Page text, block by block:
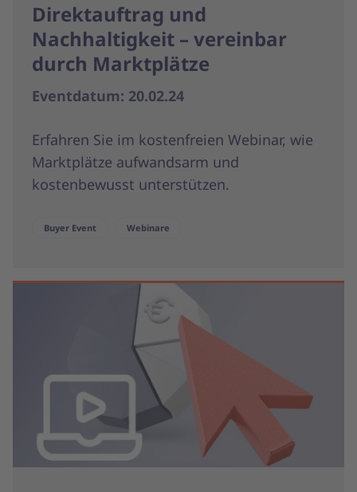
Direktauftrag und
Nachhaltigkeit – vereinbar
durch Marktplätze
Eventdatum: 20.02.24
Erfahren Sie im kostenfreien Webinar, wie
Marktplätze aufwandsarm und
kostenbewusst unterstützen.
Buyer Event Webinare